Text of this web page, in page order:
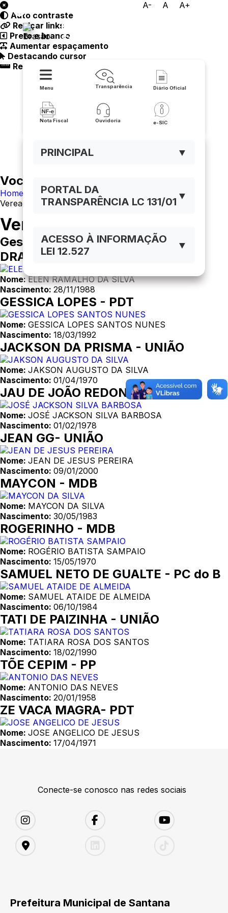
A- A A+
Prefeitura Municipal de
Santana
Menu Transparência Diário Oficial
Nota Fiscal Ouvidoria e-SIC
PRINCIPAL ▼
PORTAL DA
TRANSPARÊNCIA LC 131/01 ▼
ACESSO À INFORMAÇÃO
LEI 12.527
▼
Auto contraste
Realçar links
Preto e branco
Aumentar espaçamento
Destacando cursor
Regua guia
Você está navegando em:
Home
Vereadores
Vereadores
Gestão 2025/2028
DRA ELEN - PMB
Nome:ELEN RAMALHO DA SILVA
Nascimento: 28/11/1988
GESSICA LOPES - PDT
Nome: GESSICA LOPES SANTOS NUNES
Nascimento: 18/03/1992
JACKSON DA PRISMA - UNIÃO
Nome: JAKSON AUGUSTO DA SILVA
Nascimento: 01/04/1970
JAU DE JOÃO REDONDO - PP
Nome: JOSÉ JACKSON SILVA BARBOSA
Nascimento: 01/02/1978
JEAN GG- UNIÃO
Nome: JEAN DE JESUS PEREIRA
Nascimento: 09/01/2000
MAYCON - MDB
Nome: MAYCON DA SILVA
Nascimento: 30/05/1983
ROGERINHO - MDB
Nome: ROGÉRIO BATISTA SAMPAIO
Nascimento: 15/05/1970
SAMUEL NETO DE GUALTE - PC do B
Nome: SAMUEL ATAIDE DE ALMEIDA
Nascimento: 06/10/1984
TATI DE PAIZINHA - UNIÃO
Nome: TATIARA ROSA DOS SANTOS
Nascimento: 18/02/1990
TÕE CEPIM - PP
Nome: ANTONIO DAS NEVES
Nascimento: 20/01/1958
ZE VACA MAGRA- PDT
Nome: JOSE ANGELICO DE JESUS
Nascimento: 17/04/1971
Conecte-se conosco nas redes sociais
Prefeitura Municipal de Santana